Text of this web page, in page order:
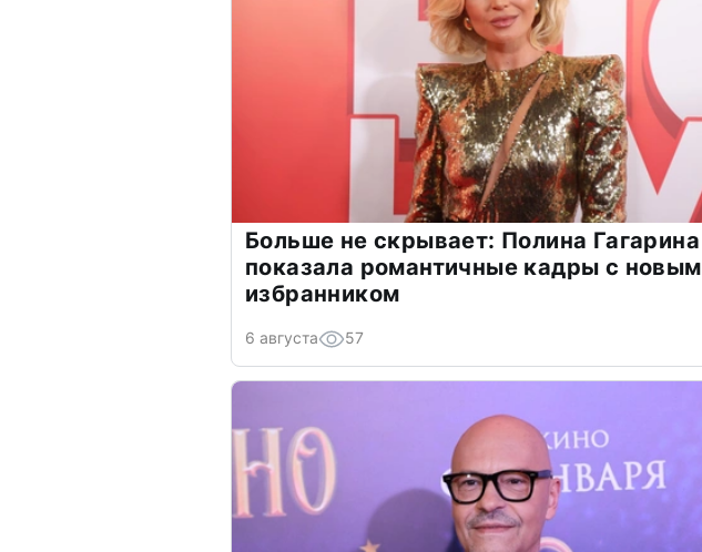
Больше не скрывает: Полина Гагарина
показала романтичные кадры с новым
избранником
6 августа 57